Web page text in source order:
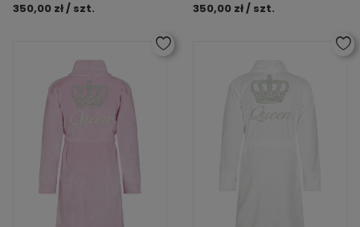
350,00 zł / szt. 350,00 zł / szt.